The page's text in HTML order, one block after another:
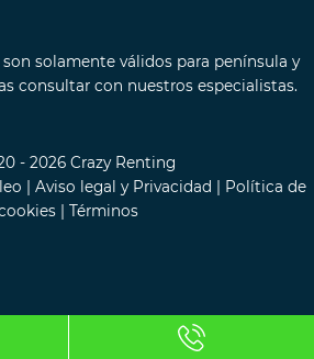
solamente válidos para península y
consultar con nuestros especialistas.
- 2026 Crazy Renting
| Aviso legal y Privacidad | Política de
| Términos